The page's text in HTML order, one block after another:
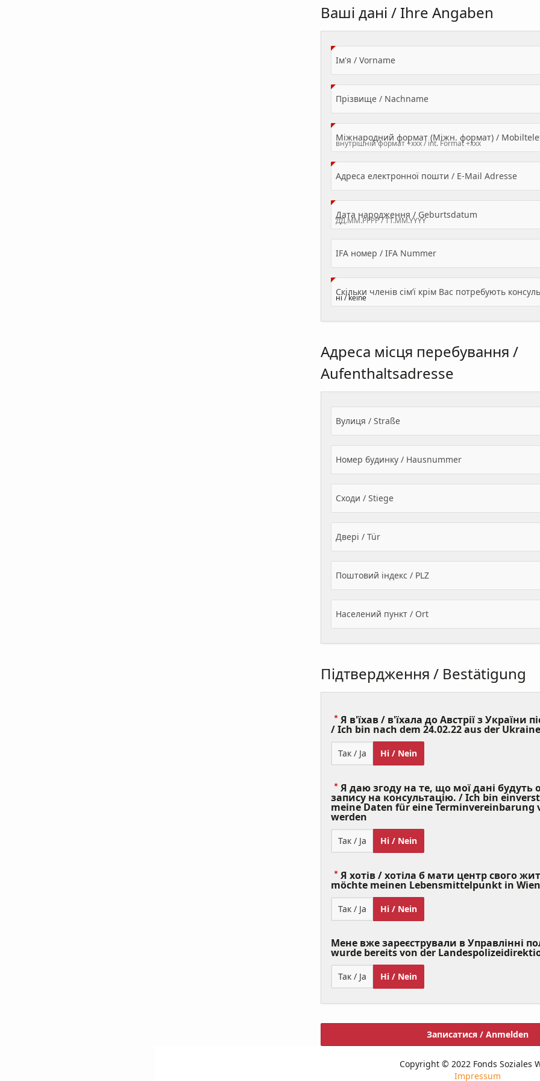
Ваші дані / Ihre Angaben
Ім'я / Vorname(Value Required)
Прізвище / Nachname(Value Required)
Міжнародний формат (Міжн. формат) /
Адреса електронної пошти / E-Mail Adresse
Дата народження / Geburtsdatum
IFA номер / IFA Nummer
Адреса місця перебування /
Aufenthaltsadresse
Вулиця / Straße
Номер будинку / Hausnummer
Сходи / Stiege
Двері / Tür
Поштовий індекс / PLZ
Населений пункт / Ort
Підтвердження / Bestätigung
Я в'їхав / в'їхала до Австрії з України
/ Ich bin nach dem 24.02.22 aus der
Так / Ja Ні / Nein
Я даю згоду на те, що мої дані будуть
запису на консультацію. / Ich bin
meine Daten für eine Terminvereinbarung
werden
Required)
Так / Ja Ні / Nein
Я хотів / хотіла б мати центр свого
möchte meinen Lebensmittelpunkt in
Так / Ja Ні / Nein
Мене вже зареєстрували в Управлінні
wurde bereits von der
Так / Ja Ні / Nein
Записатися / Anmelden
Copyright © 2022 Fonds Soziales
Impressum